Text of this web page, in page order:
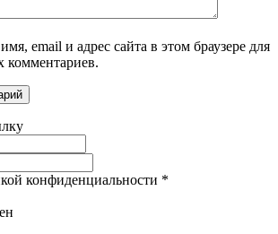
email и адрес сайта в этом браузере для
конфиденциальности *